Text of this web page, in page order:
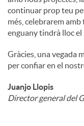
continuar prop teu
més, celebrarem amb
enguany tindrà lloc el
Gràcies, una vegada
per confiar en el
Juanjo Llopis
Director general del